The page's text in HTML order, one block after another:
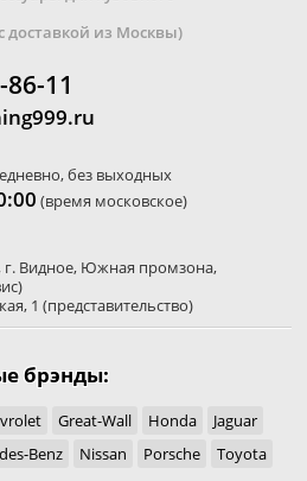
доставкой из Москвы)
11
без выходных
(время московское)
г. Видное, Южная промзона,
1 (представительство)
брэнды:
Great-Wall Honda
Jaguar
Benz Nissan Porsche
Toyota